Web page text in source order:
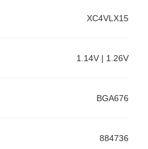
XC4VLX15
1.14V | 1.26V
BGA676
884736